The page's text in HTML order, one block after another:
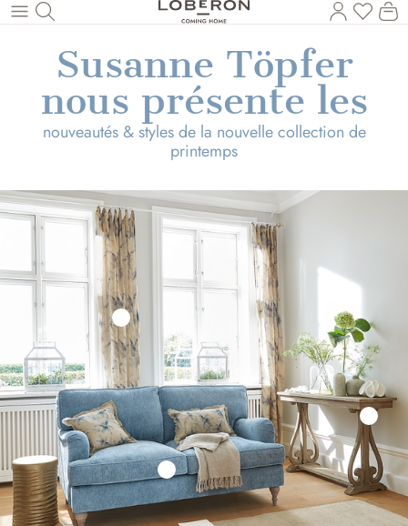
Revenir au contenu principal
Vous
Susanne Töpfer
nous présente les
nouveautés & styles de la nouvelle collection de
printemps